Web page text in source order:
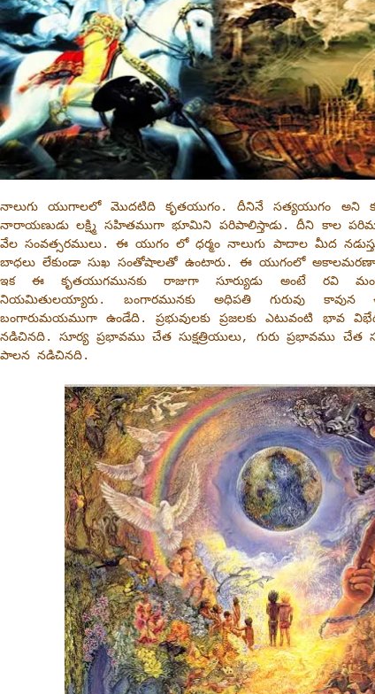
నాలుగు యుగాలలో మొదటిది కృతయుగం. దీనినే సత్యయుగం అని
నారాయణుడు లక్ష్మి సహితముగా భూమిని పరిపాలిస్తాడు. దీని కాల
వేల సంవత్సరములు. ఈ యుగం లో ధర్మం నాలుగు పాదాల మీద
బాధలు లేకుండా సుఖ సంతోషాలతో ఉంటారు. ఈ యుగంలో
ఇక ఈ కృతయుగమునకు రాజుగా సూర్యుడు అంటే రవి
నియమితులయ్యారు. బంగారమునకు అధిపతి గురువు
బంగారుమయముగా ఉండేది. ప్రభువులకు ప్రజలకు ఎటువంటి భావ
నడిచినది. సూర్య ప్రభావము చేత సుక్షత్రియులు, గురు ప్రభావము
పాలన నడిచినది.